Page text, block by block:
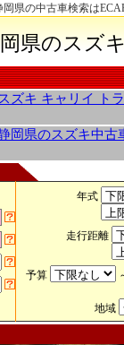
県の中古車検索は
県のスズ
スズキ キャリイ ト
岡県のスズキ中古
年式
走行距離
予算
地域